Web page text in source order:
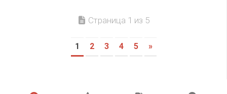
Страница 1 из 5
1 2 3 4 5 »